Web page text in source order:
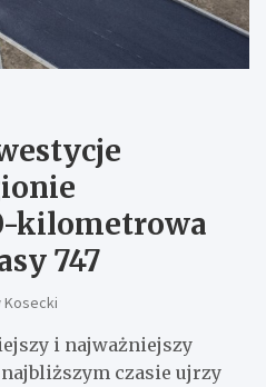
kilometrowa
747
Kosecki
i najważniejszy
czasie ujrzy